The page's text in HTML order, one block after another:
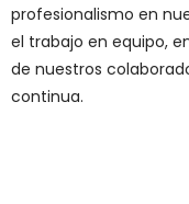
profesionalismo en
el trabajo en equipo,
de nuestros
continua.